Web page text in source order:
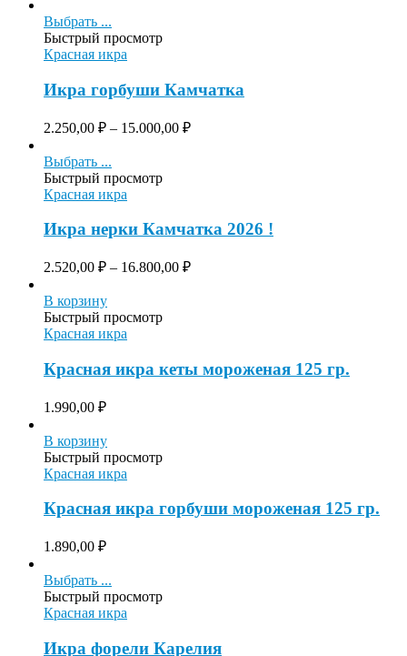
Выбрать ...
Быстрый просмотр
Красная икра
Икра горбуши Камчатка
2.250,00 ₽ – 15.000,00 ₽
Выбрать ...
Быстрый просмотр
Красная икра
Икра нерки Камчатка 2026 !
2.520,00 ₽ – 16.800,00 ₽
В корзину
Быстрый просмотр
Красная икра
Красная икра кеты мороженая 125 гр.
1.990,00 ₽
В корзину
Быстрый просмотр
Красная икра
Красная икра горбуши мороженая 125 гр.
1.890,00 ₽
Выбрать ...
Быстрый просмотр
Красная икра
Икра форели Карелия